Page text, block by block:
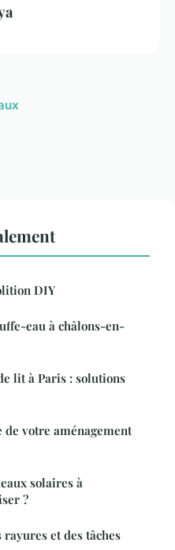
DIY
eau à châlons-en-
lit à Paris : solutions
votre aménagement
solaires à
?
et des tâches